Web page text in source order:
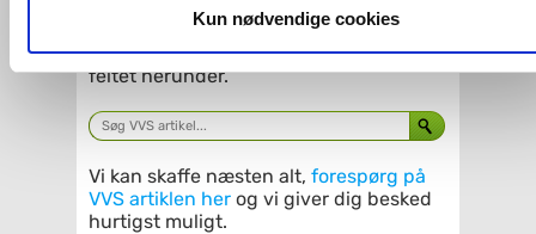
dit samtykke, hvis du måtte ønske det.
Du kan se mere om, hvordan vi behandler dine
Kun nødvendige cookies
Kan du ikke finde VVS artiklen - søg i
feltet herunder.
Vi kan skaffe næsten alt, forespørg på
VVS artiklen her og vi giver dig besked
hurtigst muligt.